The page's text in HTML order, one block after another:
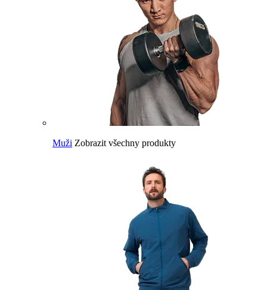
Muži Zobrazit všechny produkty